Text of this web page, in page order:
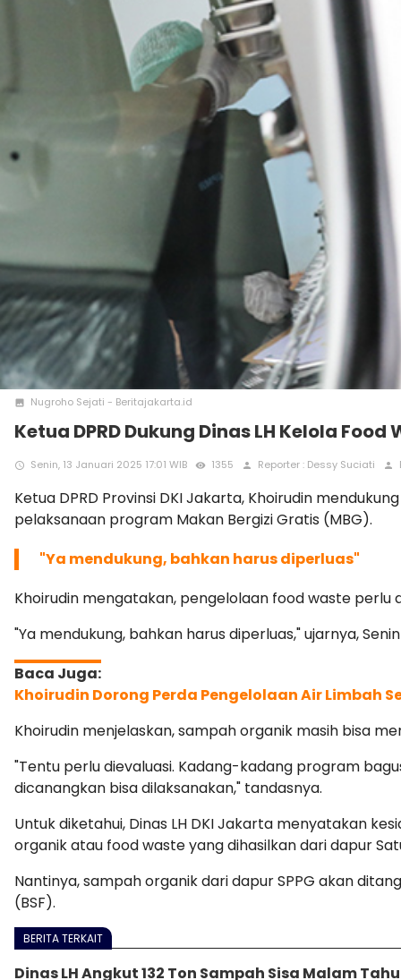
photo Nugroho Sejati - Beritajakarta.id
Ketua DPRD Dukung Dinas LH Kelola Food
access_time Senin, 13 Januari 2025 17:01 WIB remove_red_eye 1355 person Reporter : Dessy Suciati person
Ketua DPRD Provinsi DKI Jakarta, Khoirudin
pelaksanaan program Makan Bergizi Gratis (MBG).
"Ya mendukung, bahkan harus diperluas"
Khoirudin mengatakan, pengelolaan food waste
"Ya mendukung, bahkan harus diperluas," ujarnya, Senin
Khoirudin Dorong Perda Pengelolaan Air Limbah
Khoirudin menjelaskan, sampah organik masih bisa
"Tentu perlu dievaluasi. Kadang-kadang program
dicanangkan bisa dilaksanakan," tandasnya.
Untuk diketahui, Dinas LH DKI Jakarta menyatakan
organik atau food waste yang dihasilkan dari dapur
Nantinya, sampah organik dari dapur SPPG akan
(BSF).
BERITA TERKAIT
Dinas LH Angkut 132 Ton Sampah Sisa Malam